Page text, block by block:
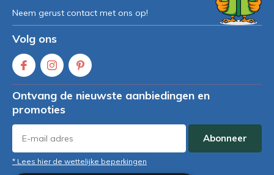
Neem gerust contact met ons op!
Volg ons
Ontvang de nieuwste aanbiedingen en
promoties
Abonneer
* Lees hier de wettelijke beperkingen